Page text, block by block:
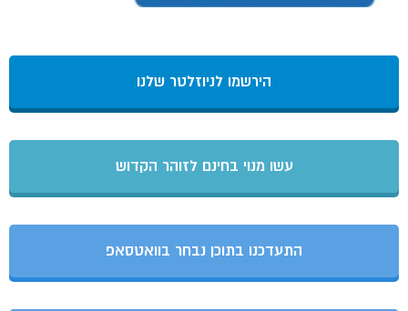
הירשמו לניוזלטר שלנו
עשו מנוי בחינם לזוהר הקדוש
התעדכנו בתוכן נבחר בוואטסאפ